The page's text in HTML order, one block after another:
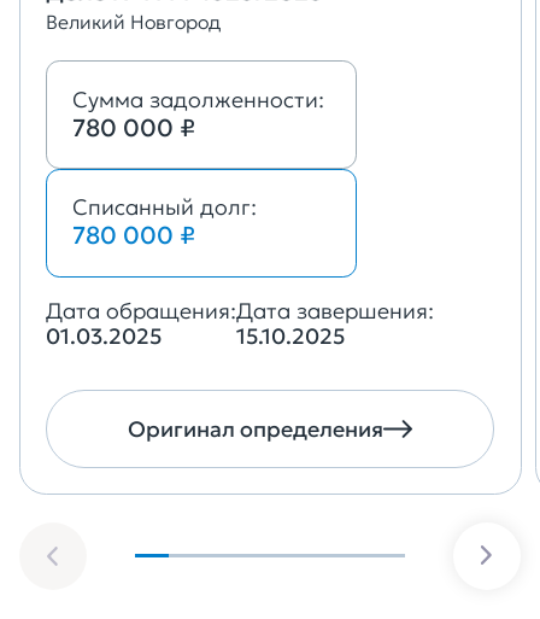
Великий Новгород
Сумма задолженности:
780 000 ₽
Списанный долг:
780 000 ₽
Дата обращения:
01.03.2025
Дата завершения:
15.10.2025
Оригинал определения